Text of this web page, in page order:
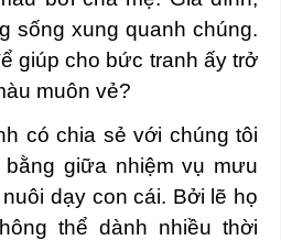
sống xung quanh chúng.
giúp cho bức tranh ấy trở
muôn vẻ?
có chia sẻ với chúng tôi
giữa nhiệm vụ mưu
dạy con cái. Bởi lẽ họ
thể dành nhiều thời